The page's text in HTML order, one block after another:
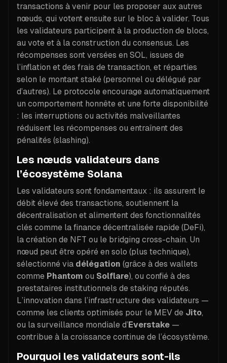
transactions à venir pour les proposer aux autres
nœuds, qui votent ensuite sur le bloc à valider. Tous
les validateurs participent à la production de blocs,
au vote et à la construction du consensus. Les
récompenses sont versées en SOL, issues de
l’inflation et des frais de transaction, et réparties
selon le montant staké (personnel ou délégué par
d’autres). Le protocole encourage automatiquement
un comportement honnête et une forte disponibilité
: les interruptions ou activités malveillantes
réduisent les récompenses ou entraînent des
pénalités (slashing).
Les nœuds validateurs dans
l’écosystème Solana
Les validateurs sont fondamentaux : ils assurent le
débit élevé des transactions, soutiennent la
décentralisation et alimentent des fonctionnalités
clés comme la finance décentralisée rapide (DeFi),
la création de NFT ou le bridging cross-chain. Un
nœud peut être opéré en solo (plus technique),
sélectionné via délégation (grâce à des wallets
comme Phantom ou Solflare), ou confié à des
prestataires institutionnels de staking réputés.
L’innovation dans l’infrastructure des validateurs —
comme les clients optimisés pour le MEV de Jito,
ou la surveillance mondiale d’Everstake —
contribue à la croissance continue de l’écosystème.
Pourquoi les validateurs sont-ils